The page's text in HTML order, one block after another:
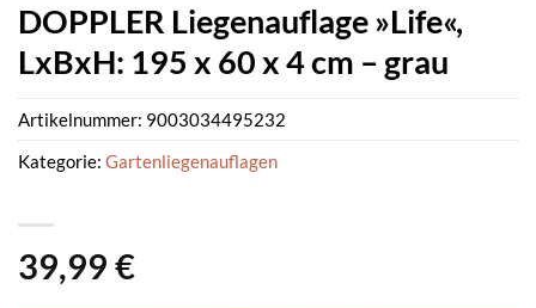
DOPPLER Liegenauflage »Life«,
LxBxH: 195 x 60 x 4 cm – grau
39,99 €
Artikelnummer: 9003034495232
Kategorie: Gartenliegenauflagen